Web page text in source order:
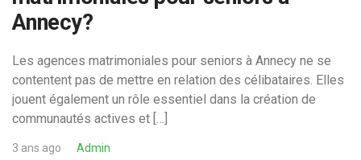
Annecy?
Les agences matrimoniales pour seniors à Annecy ne se
contentent pas de mettre en relation des célibataires. Elles
jouent également un rôle essentiel dans la création de
communautés actives et […]
3 ans ago Admin